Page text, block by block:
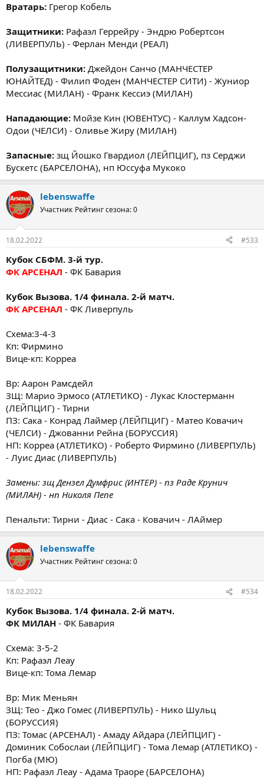
Вратарь: Грегор Кобель
Защитники: Рафаэл Геррейру - Эндрю Робертсон
(ЛИВЕРПУЛЬ) - Ферлан Менди (РЕАЛ)
Полузащитники: Джейдон Санчо (МАНЧЕСТЕР
ЮНАЙТЕД) - Филип Фоден (МАНЧЕСТЕР СИТИ) - Жуниор
Мессиас (МИЛАН) - Франк Кессиэ (МИЛАН)
Нападающие: Мойзе Кин (ЮВЕНТУС) - Каллум Хадсон-
Одои (ЧЕЛСИ) - Оливье Жиру (МИЛАН)
Запасные: зщ Йошко Гвардиол (ЛЕЙПЦИГ), пз Серджи
Бускетс (БАРСЕЛОНА), нп Юссуфа Мукоко
lebenswaffe
Участник Рейтинг сезона: 0
18.02.2022 #533
Кубок СБФМ. 3-й тур.
ФК АРСЕНАЛ - ФК Бавария
Кубок Вызова. 1/4 финала. 2-й матч.
ФК АРСЕНАЛ - ФК Ливерпуль
Схема:3-4-3
Кп: Фирмино
Вице-кп: Корреа
Вр: Аарон Рамсдейл
ЗЩ: Марио Эрмосо (АТЛЕТИКО) - Лукас Клостерманн
(ЛЕЙПЦИГ) - Тирни
ПЗ: Сака - Конрад Лаймер (ЛЕЙПЦИГ) - Матео Ковачич
(ЧЕЛСИ) - Джованни Рейна (БОРУССИЯ)
НП: Корреа (АТЛЕТИКО) - Роберто Фирмино (ЛИВЕРПУЛЬ)
- Луис Диас (ЛИВЕРПУЛЬ)
Замены: зщ Дензел Думфрис (ИНТЕР) - пз Раде Крунич
(МИЛАН) - нп Николя Пепе
Пенальти: Тирни - Диас - Сака - Ковачич - ЛАймер
lebenswaffe
Участник Рейтинг сезона: 0
18.02.2022 #534
Кубок Вызова. 1/4 финала. 2-й матч.
ФК МИЛАН - ФК Бавария
Схема: 3-5-2
Кп: Рафаэл Леау
Вице-кп: Тома Лемар
Вр: Мик Меньян
ЗЩ: Тео - Джо Гомес (ЛИВЕРПУЛЬ) - Нико Шульц
(БОРУССИЯ)
ПЗ: Томас (АРСЕНАЛ) - Амаду Айдара (ЛЕЙПЦИГ) -
Доминик Собослаи (ЛЕЙПЦИГ) - Тома Лемар (АТЛЕТИКО) -
Погба (МЮ)
НП: Рафаэл Леау - Адама Траоре (БАРСЕЛОНА)